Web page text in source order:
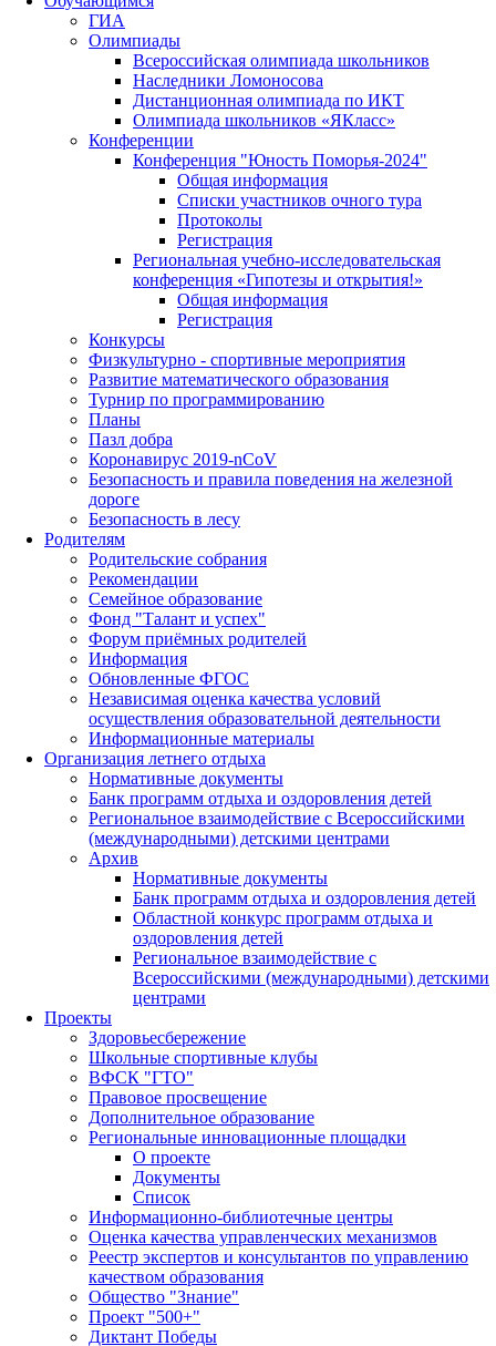
ГИА
Олимпиады
Всероссийская олимпиада школьников
Наследники Ломоносова
Дистанционная олимпиада по ИКТ
Олимпиада школьников «ЯКласс»
Конференции
Конференция "Юность Поморья-2024"
Общая информация
Списки участников очного тура
Протоколы
Регистрация
Региональная учебно-исследовательская
конференция «Гипотезы и открытия!»
Общая информация
Регистрация
Конкурсы
Физкультурно - спортивные мероприятия
Развитие математического образования
Турнир по программированию
Планы
Пазл добра
Коронавирус 2019-nCoV
Безопасность и правила поведения на железной
дороге
Безопасность в лесу
Родителям
Родительские собрания
Рекомендации
Семейное образование
Фонд "Талант и успех"
Форум приёмных родителей
Информация
Обновленные ФГОС
Независимая оценка качества условий
осуществления образовательной деятельности
Информационные материалы
Организация летнего отдыха
Нормативные документы
Банк программ отдыха и оздоровления детей
Региональное взаимодействие с Всероссийскими
(международными) детскими центрами
Архив
Нормативные документы
Банк программ отдыха и оздоровления детей
Областной конкурс программ отдыха и
оздоровления детей
Региональное взаимодействие с
Всероссийскими (международными) детскими
центрами
Проекты
Здоровьесбережение
Школьные спортивные клубы
ВФСК "ГТО"
Правовое просвещение
Дополнительное образование
Региональные инновационные площадки
О проекте
Документы
Список
Информационно-библиотечные центры
Оценка качества управленческих механизмов
Реестр экспертов и консультантов по управлению
качеством образования
Общество "Знание"
Проект "500+"
Диктант Победы